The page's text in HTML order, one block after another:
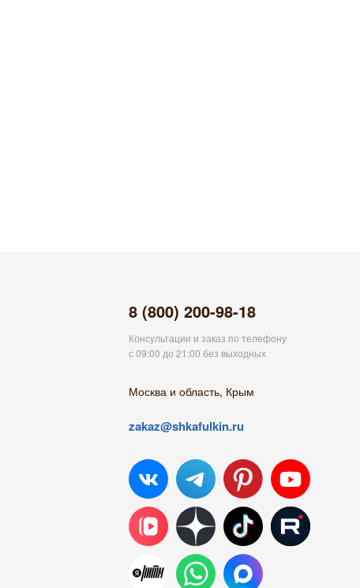
8 (800) 200-98-18
Консультации и заказ по телефону
с 09:00 до 21:00 без выходных
Москва и область, Крым
zakaz@shkafulkin.ru